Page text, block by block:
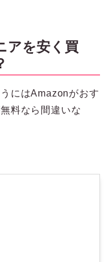
アを安く買
にはAmazonがおす
料なら間違いな